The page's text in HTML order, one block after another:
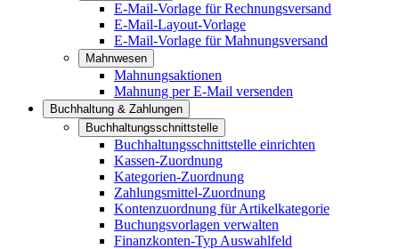
E-Mail-Vorlage für Rechnungsversand
E-Mail-Layout-Vorlage
E-Mail-Vorlage für Mahnungsversand
Mahnwesen
Mahnungsaktionen
Mahnung per E-Mail versenden
Buchhaltung & Zahlungen
Buchhaltungsschnittstelle
Buchhaltungsschnittstelle einrichten
Kassen-Zuordnung
Kategorien-Zuordnung
Zahlungsmittel-Zuordnung
Kontenzuordnung für Artikelkategorie
Buchungsvorlagen verwalten
Finanzkonten-Typ Auswahlfeld